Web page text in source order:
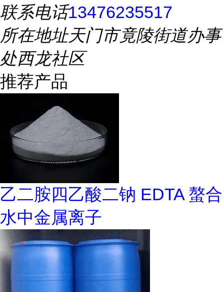
联系电话13476235517
所在地址天门市竟陵街道办事
处西龙社区
推荐产品
乙二胺四乙酸二钠 EDTA 螯合
水中金属离子